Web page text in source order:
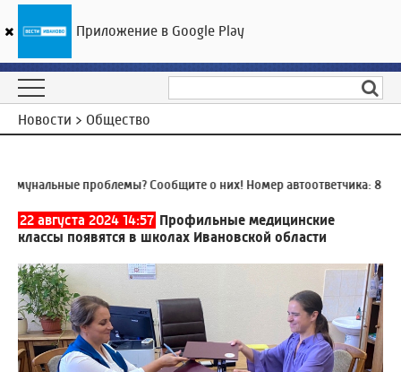
ГТРК «Ивтелерадио»
Новости > Общество
проблемы? Сообщите о них! Номер автоответчика:8
22 августа 2024 14:57 Профильные медицинские
классы появятся в школах Ивановской области
Приложение в Google Play